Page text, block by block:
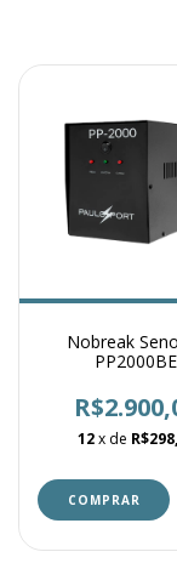
Nobreak
PP2000BE
12 x de